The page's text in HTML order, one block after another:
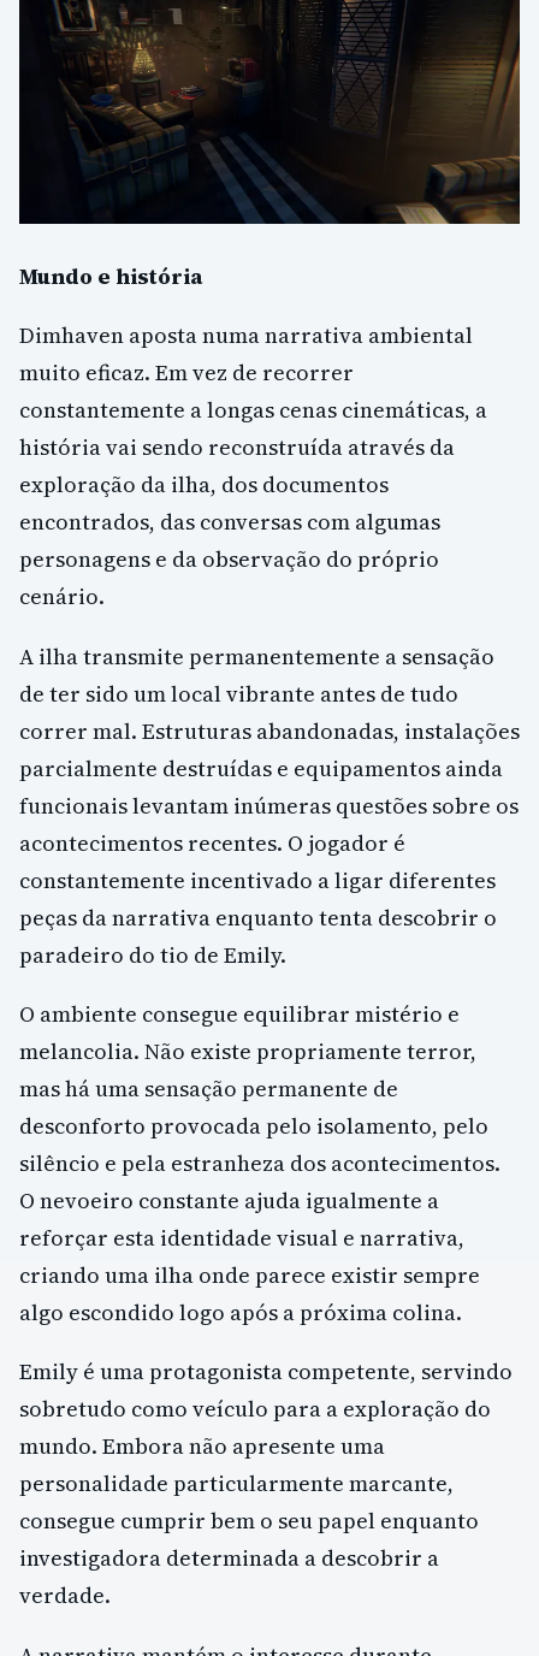
Mundo e história
Dimhaven aposta numa narrativa ambiental
muito eficaz. Em vez de recorrer
constantemente a longas cenas cinemáticas, a
história vai sendo reconstruída através da
exploração da ilha, dos documentos
encontrados, das conversas com algumas
personagens e da observação do próprio
cenário.
A ilha transmite permanentemente a sensação
de ter sido um local vibrante antes de tudo
correr mal. Estruturas abandonadas, instalações
parcialmente destruídas e equipamentos ainda
funcionais levantam inúmeras questões sobre os
acontecimentos recentes. O jogador é
constantemente incentivado a ligar diferentes
peças da narrativa enquanto tenta descobrir o
paradeiro do tio de Emily.
O ambiente consegue equilibrar mistério e
melancolia. Não existe propriamente terror,
mas há uma sensação permanente de
desconforto provocada pelo isolamento, pelo
silêncio e pela estranheza dos acontecimentos.
O nevoeiro constante ajuda igualmente a
reforçar esta identidade visual e narrativa,
criando uma ilha onde parece existir sempre
algo escondido logo após a próxima colina.
Emily é uma protagonista competente, servindo
sobretudo como veículo para a exploração do
mundo. Embora não apresente uma
personalidade particularmente marcante,
consegue cumprir bem o seu papel enquanto
investigadora determinada a descobrir a
verdade.